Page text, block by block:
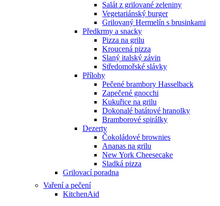
Salát z grilované zeleniny
Vegetariánský burger
Grilovaný Hermelín s brusinkami
Předkrmy a snacky
Pizza na grilu
Kroucená pizza
Slaný italský závin
Středomořské slávky
Přílohy
Pečené brambory Hasselback
Zapečené gnocchi
Kukuřice na grilu
Dokonalé batátové hranolky
Bramborové spirálky
Dezerty
Čokoládové brownies
Ananas na grilu
New York Cheesecake
Sladká pizza
Grilovací poradna
Vaření a pečení
KitchenAid